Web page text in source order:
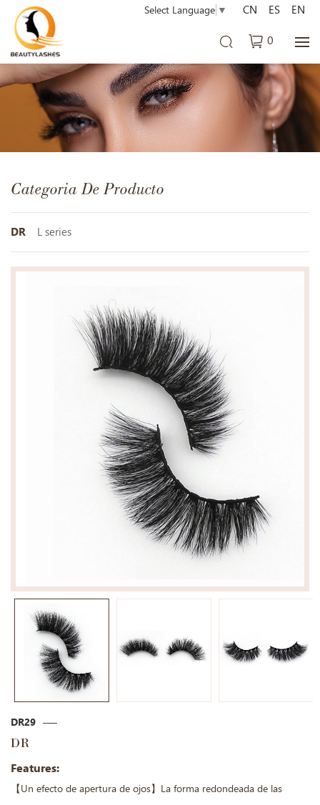
Select Language ▼
0
CN ES EN
Categoria De Producto
DR L series
DR29
DR
Features:
【Un efecto de apertura de ojos】La forma redondeada de las